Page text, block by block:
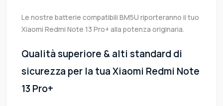
Le nostre batterie compatibili BM5U riporteranno il tuo
Xiaomi Redmi Note 13 Pro+ alla potenza originaria.
Qualità superiore & alti standard di
sicurezza per la tua Xiaomi Redmi Note
13 Pro+